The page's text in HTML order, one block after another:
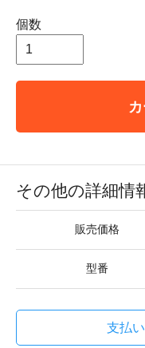
個数
その他の詳細情
販売価格
型番
支払